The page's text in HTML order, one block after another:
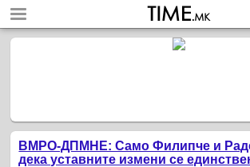
ВМРО-ДПМНЕ: Само Филипче и
дека уставните измени се